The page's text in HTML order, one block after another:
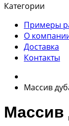
Категории
Примеры
О
Доставка
Контакты
Массив
Массив